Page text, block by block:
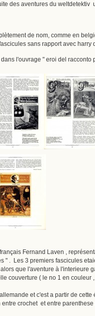
des aventures du
de nom, comme en
sans rapport avec harry
l'ouvrage " eroi del
Fernand Laven ,
" . Les 3 premiers fascicules
que l'aventure à
couverture ( le no 1 en
et c'est a partir de
crochet et entre